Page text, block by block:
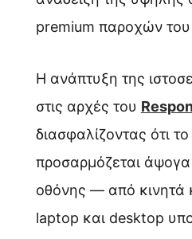
premium παροχών
Η ανάπτυξη της
στις αρχές του
διασφαλίζοντας ότι
προσαρμόζεται
οθόνης — από κινητά
laptop και desktop